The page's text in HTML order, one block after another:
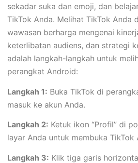
sekadar suka dan emoji, dan
TikTok Anda. Melihat TikTok Anda
wawasan berharga mengenai
keterlibatan audiens, dan strategi
adalah langkah-langkah untuk
perangkat Android:
Langkah 1: Buka TikTok di
masuk ke akun Anda.
Langkah 2: Ketuk ikon “Profil” di
layar Anda untuk membuka TikTok
Langkah 3: Klik tiga garis